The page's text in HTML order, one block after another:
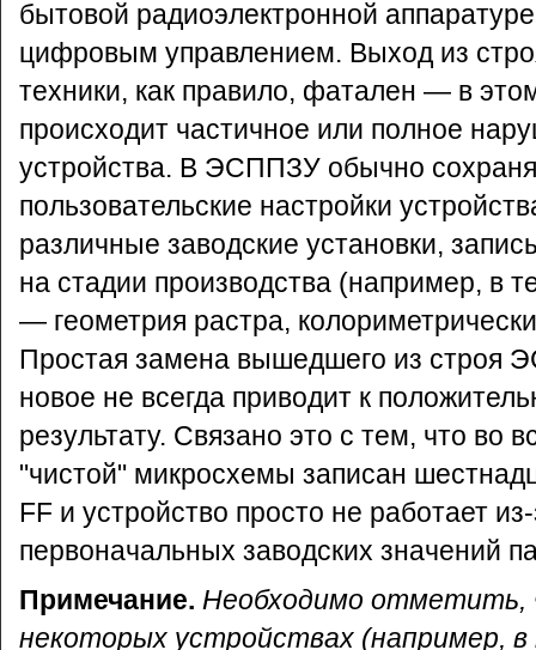
бытовой радиоэлектронной
цифровым управлением. Выход из
техники, как правило, фатален — в
происходит частичное или полное
устройства. В ЭСППЗУ обычно
пользовательские настройки
различные заводские установки,
на стадии производства (например, в
— геометрия растра,
Простая замена вышедшего из строя
новое не всегда приводит к
результату. Связано это с тем, что во
"чистой" микросхемы записан
FF и устройство просто не работает
первоначальных заводских значений
Примечание. Необходимо отметить,
некоторых устройствах (например,